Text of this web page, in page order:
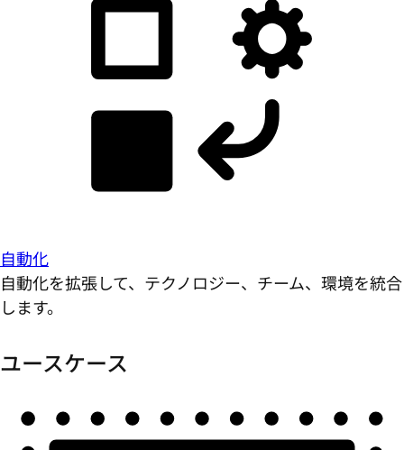
自動化
自動化を拡張して、テクノロジー、チーム、環境を統合
します。
ユースケース